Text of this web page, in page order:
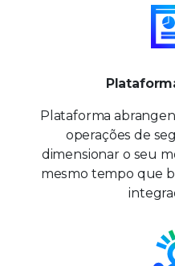
Plataforma
operações de
dimensionar o seu
mesmo tempo que